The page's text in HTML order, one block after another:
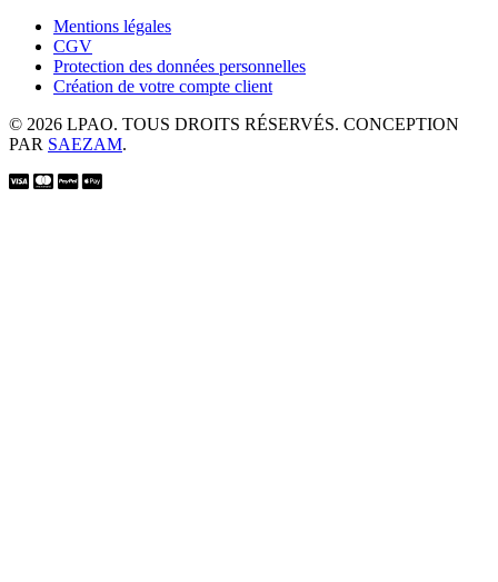
Mentions légales
CGV
Protection des données personnelles
Création de votre compte client
© 2026 LPAO. TOUS DROITS RÉSERVÉS. CONCEPTION
PAR SAEZAM.